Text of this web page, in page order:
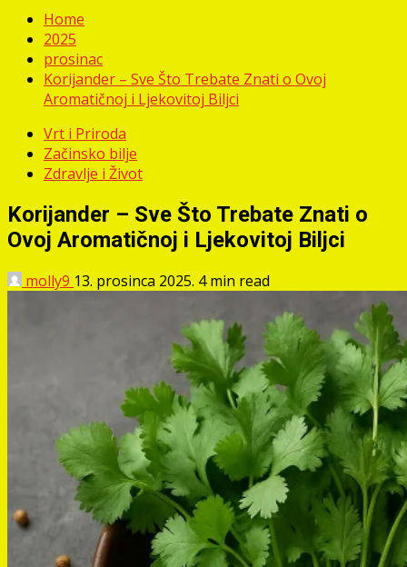
Home
2025
prosinac
Korijander – Sve Što Trebate Znati o Ovoj
Aromatičnoj i Ljekovitoj Biljci
Vrt i Priroda
Začinsko bilje
Zdravlje i Život
Korijander – Sve Što Trebate Znati o
Ovoj Aromatičnoj i Ljekovitoj Biljci
molly9 13. prosinca 2025. 4 min read